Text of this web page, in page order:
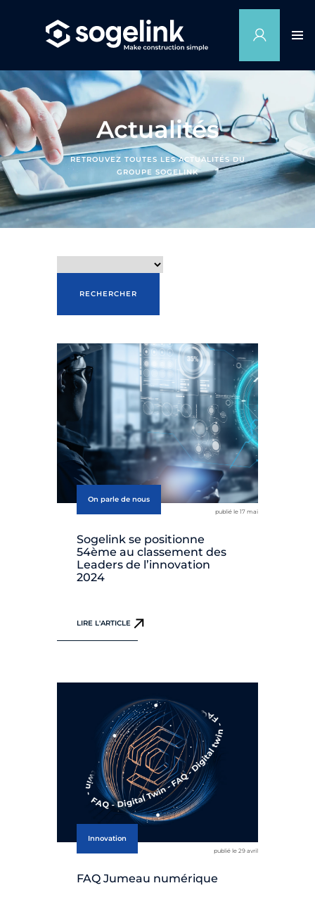
Actualités
RETROUVEZ TOUTES LES ACTUALITÉS DU
GROUPE SOGELINK
RECHERCHER
On parle de nous
publié le 17 mai
Sogelink se positionne
54ème au classement des
Leaders de l’innovation
2024
LIRE L'ARTICLE
Innovation
publié le 29 avril
FAQ Jumeau numérique